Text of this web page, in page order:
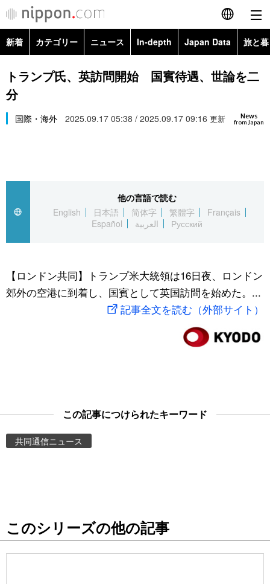
English
简体字
Русский
カテゴリー
経済・ビジネス
国際
文化
トップ
アーカイブ
In-depth
Japan Data
動画/Live
お知らせ
新着 カテゴリー ニュース In-depth Japan Data 旅と
政治・外交
経済・ビジネス
スポーツ・東京2020
Topics
トランプ氏、英訪問開始 国賓待遇、世論を二
分
News
from Japan
国際・海外 2025.09.17 05:38 / 2025.09.17 09:16 更新
他の言語で読む
English
日本語 简体字 繁體字
Français
Español
العربية Русский
【ロンドン共同】トランプ米大統領は16日夜、ロンドン
郊外の空港に到着し、国賓として英国訪問を始めた。...
記事全文を読む（外部サイト）
この記事につけられたキーワード
共同通信ニュース
このシリーズの他の記事